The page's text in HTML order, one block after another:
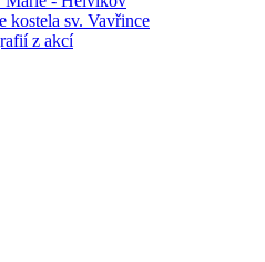
kostela sv. Vavřince
z akcí